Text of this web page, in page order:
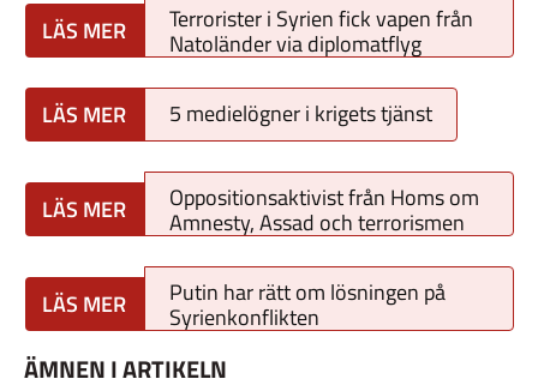
Terrorister i Syrien fick vapen från
Natoländer via diplomatflyg
5 medielögner i krigets tjänst
Oppositionsaktivist från Homs om
Amnesty, Assad och terrorismen
Putin har rätt om lösningen på
Syrienkonflikten
ÄMNEN I ARTIKELN